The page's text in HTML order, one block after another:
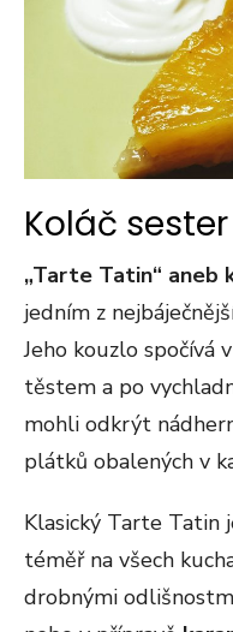
Koláč
„Tarte Tatin“ aneb
jedním z
Jeho kouzlo spočívá
těstem a po
mohli odkrýt
plátků obalených v
Klasický Tarte Tatin
téměř na všech
drobnými